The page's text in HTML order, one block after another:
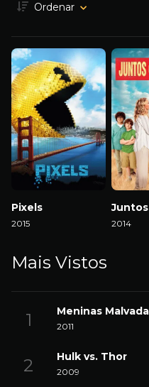
Ordenar
Pixels
2015 2014
Mais Vistos
Meninas
2011
Hulk vs. Thor
2009